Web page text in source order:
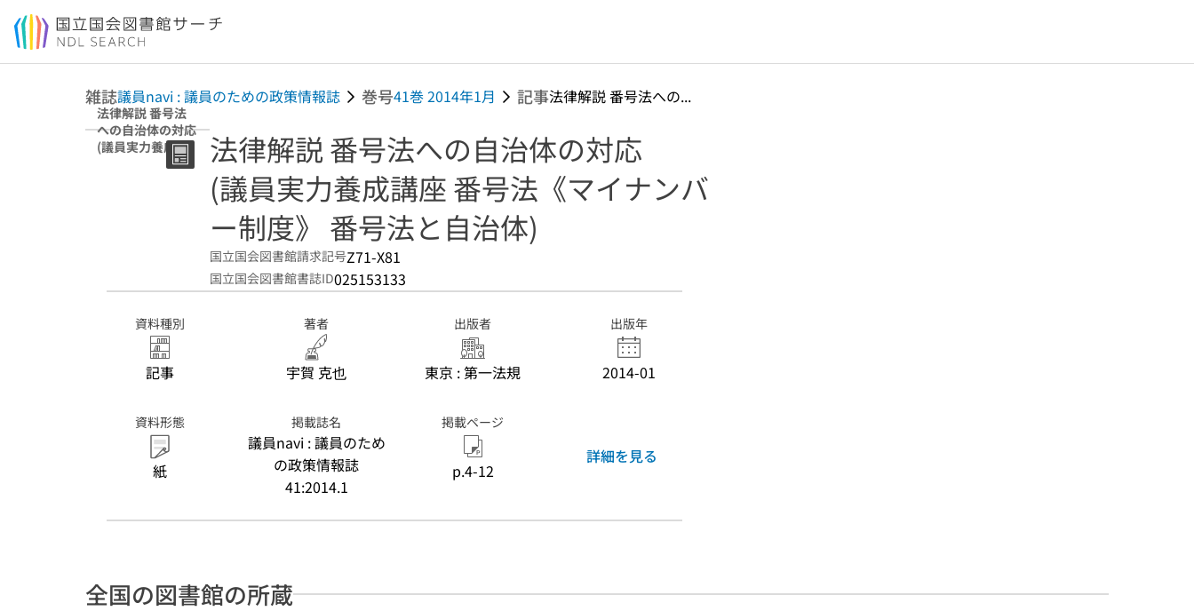
本文へ移動
雑誌議員navi : 議員のための政策情報誌 巻号41巻 2014年1月 記事法律解説 番号法への...
法律解説 番号法
への自治体の対応
(議員実力養成講
座 番号法《マイ
法律解説 番号法への自治体の対応
(議員実力養成講座 番号法《マイナンバ
ー制度》 番号法と自治体)
国立国会図書館請求記号Z71-X81
国立国会図書館書誌ID025153133
資料種別
記事
著者
宇賀 克也
出版者
東京 : 第一法規
出版年
2014-01
資料形態
紙
掲載誌名
議員navi : 議員のため
の政策情報誌
41:2014.1
掲載ページ
p.4-12
詳細を見る
全国の図書館の所蔵